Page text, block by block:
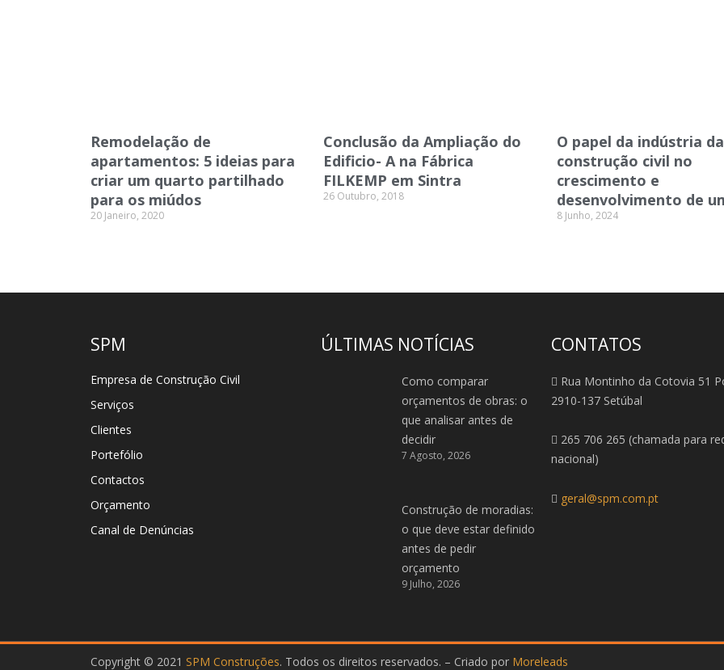
Remodelação de
apartamentos: 5 ideias para
criar um quarto partilhado
para os miúdos
20 Janeiro, 2020
Conclusão da Ampliação do
Edificio- A na Fábrica
FILKEMP em Sintra
26 Outubro, 2018
O papel da indústria da
construção civil no
crescimento e
desenvolvimento de
8 Junho, 2024
SPM
Empresa de Construção Civil
Serviços
Clientes
Portefólio
Contactos
Orçamento
Canal de Denúncias
ÚLTIMAS NOTÍCIAS
Como comparar
orçamentos de obras: o
que analisar antes de
decidir
7 Agosto, 2026
Construção de moradias:
o que deve estar definido
antes de pedir
orçamento
9 Julho, 2026
CONTATOS
Rua Montinho da Cotovia 51
2910-137 Setúbal
265 706 265 (chamada para
nacional)
geral@spm.com.pt
Copyright © 2021 SPM Construções. Todos os direitos reservados. – Criado por Moreleads